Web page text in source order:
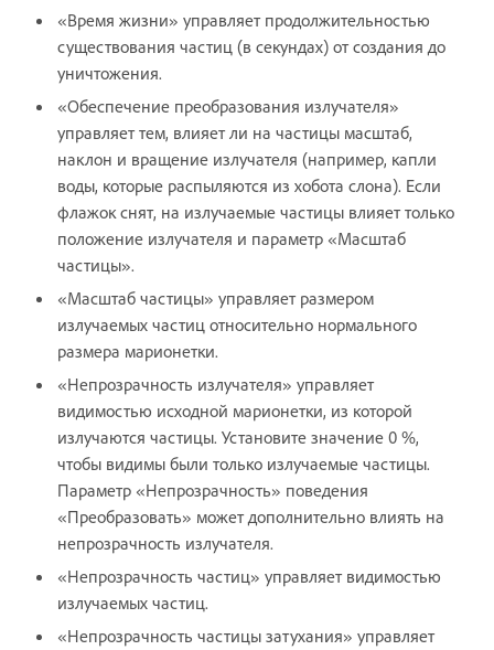
«Время жизни» управляет продолжительностью
существования частиц (в секундах) от создания до
уничтожения.
«Обеспечение преобразования излучателя»
управляет тем, влияет ли на частицы масштаб,
наклон и вращение излучателя (например, капли
воды, которые распыляются из хобота слона). Если
флажок снят, на излучаемые частицы влияет только
положение излучателя и параметр «Масштаб
частицы».
«Масштаб частицы» управляет размером
излучаемых частиц относительно нормального
размера марионетки.
«Непрозрачность излучателя» управляет
видимостью исходной марионетки, из которой
излучаются частицы. Установите значение 0 %,
чтобы видимы были только излучаемые частицы.
Параметр «Непрозрачность» поведения
«Преобразовать» может дополнительно влиять на
непрозрачность излучателя.
«Непрозрачность частиц» управляет видимостью
излучаемых частиц.
«Непрозрачность частицы затухания» управляет